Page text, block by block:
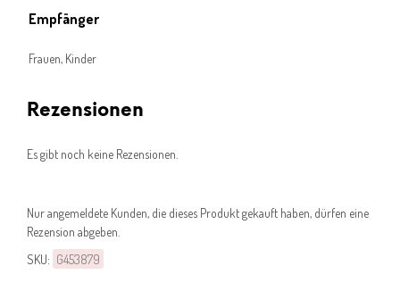
Empfänger
Frauen, Kinder
Rezensionen
Es gibt noch keine Rezensionen.
Nur angemeldete Kunden, die dieses Produkt gekauft haben, dürfen eine
Rezension abgeben.
SKU: G453879